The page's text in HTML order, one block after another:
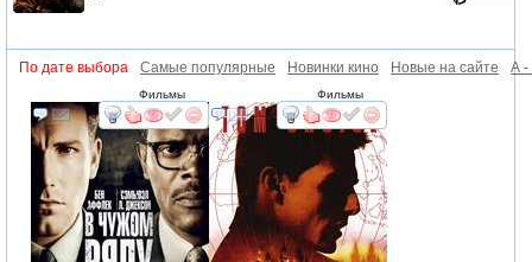
По дате выбора Самые популярные Новинки кино Новые на сайте А -
Фильмы
смотретьинтересует
Фильмы
смотретьинтересует